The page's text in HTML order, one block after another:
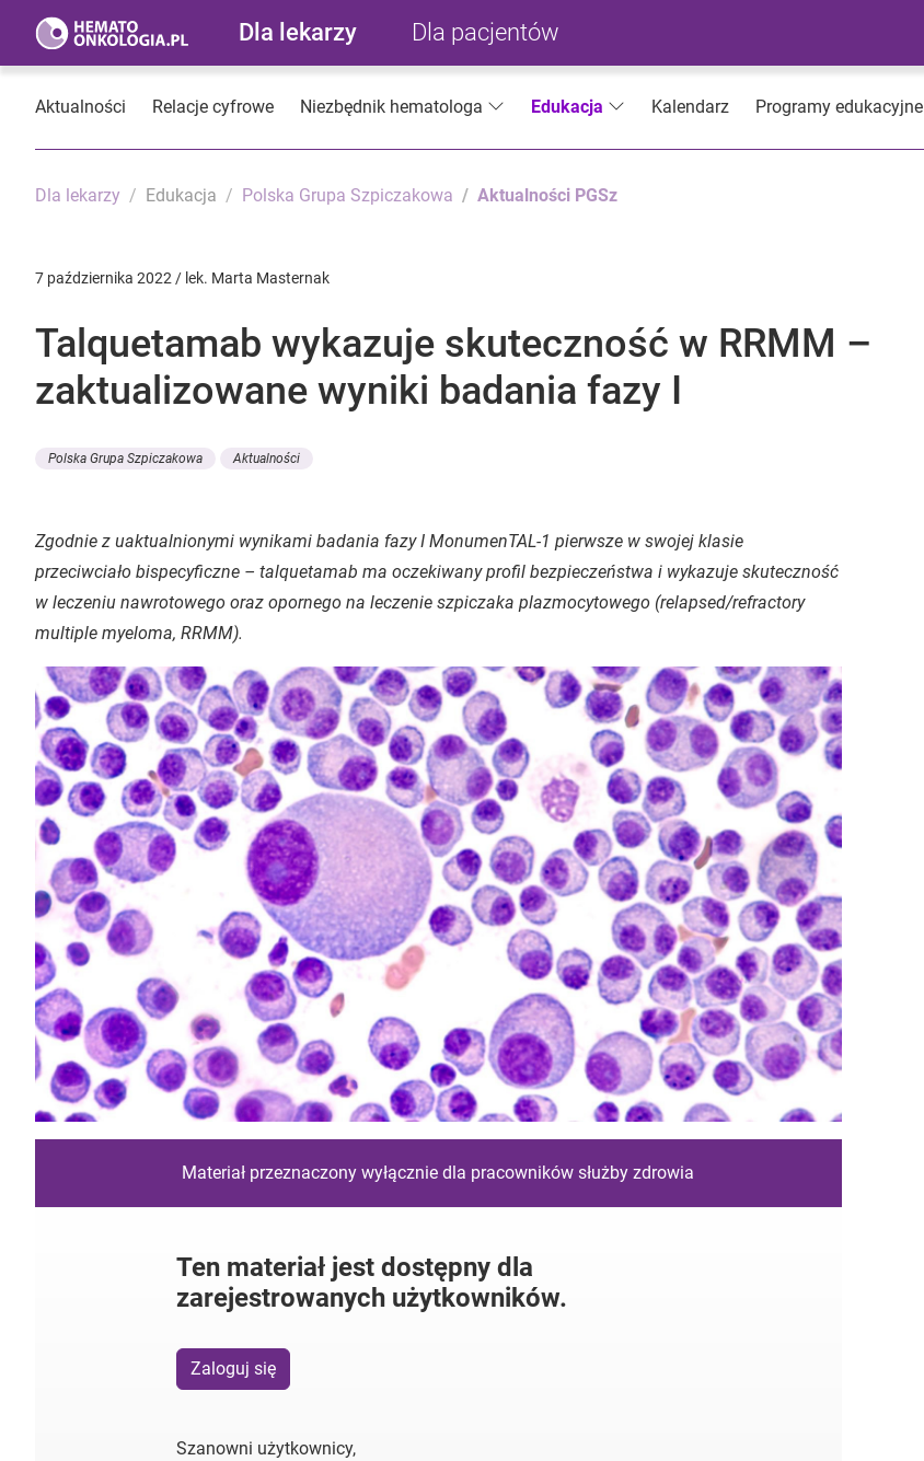
Dla lekarzy Dla pacjentów
Aktualności Relacje cyfrowe Niezbędnik hematologa Edukacja Kalendarz Programy edukacyjne
Dla lekarzy Edukacja Polska Grupa Szpiczakowa Aktualności PGSz
7 października 2022 / lek. Marta Masternak
Talquetamab wykazuje skuteczność w RRMM –
zaktualizowane wyniki badania fazy I
Polska Grupa Szpiczakowa Aktualności
Zgodnie z uaktualnionymi wynikami badania fazy I MonumenTAL-1 pierwsze w swojej klasie
przeciwciało bispecyficzne – talquetamab ma oczekiwany profil bezpieczeństwa i wykazuje skuteczność
w leczeniu nawrotowego oraz opornego na leczenie szpiczaka plazmocytowego (relapsed/refractory
multiple myeloma, RRMM).
Materiał przeznaczony wyłącznie dla pracowników służby zdrowia
Ten materiał jest dostępny dla
zarejestrowanych użytkowników.
Zaloguj się
Szanowni użytkownicy,